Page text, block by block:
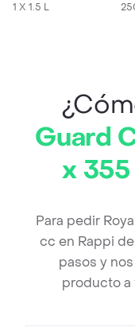
1 X 1.5 L
Guard
x
Para pedir
cc en Rappi
pasos y
producto a